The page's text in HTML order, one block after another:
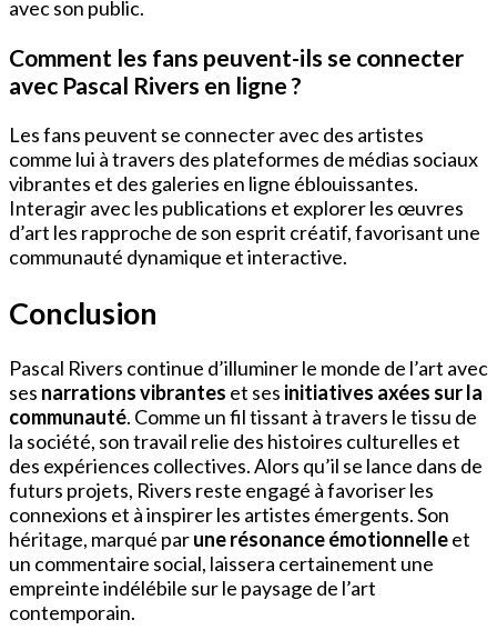
avec son public.
Comment les fans peuvent-ils se connecter
avec Pascal Rivers en ligne ?
Les fans peuvent se connecter avec des artistes
comme lui à travers des plateformes de médias sociaux
vibrantes et des galeries en ligne éblouissantes.
Interagir avec les publications et explorer les œuvres
d’art les rapproche de son esprit créatif, favorisant une
communauté dynamique et interactive.
Conclusion
Pascal Rivers continue d’illuminer le monde de l’art avec
ses narrations vibrantes et ses initiatives axées sur la
communauté. Comme un fil tissant à travers le tissu de
la société, son travail relie des histoires culturelles et
des expériences collectives. Alors qu’il se lance dans de
futurs projets, Rivers reste engagé à favoriser les
connexions et à inspirer les artistes émergents. Son
héritage, marqué parune résonance émotionnelleet
un commentaire social, laissera certainement une
empreinte indélébile sur le paysage de l’art
contemporain.